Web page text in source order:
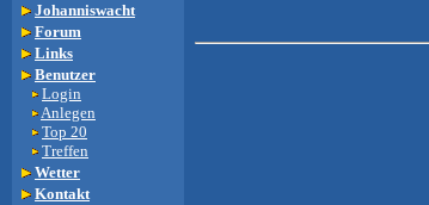
Johanniswacht
Forum
Links
Benutzer
Login
Anlegen
Top 20
Treffen
Wetter
Kontakt